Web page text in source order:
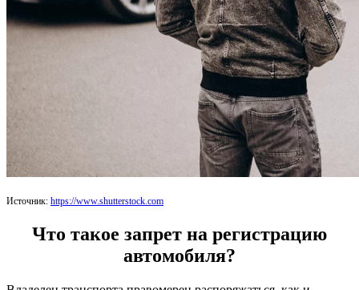
Источник: https://www.shutterstock.com
Что такое запрет на регистрацию
автомобиля?